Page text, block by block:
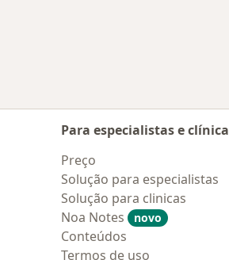
Para especialistas e
Preço
Solução para especialistas
Solução para clinicas
Noa Notes
novo
Conteúdos
Termos de uso